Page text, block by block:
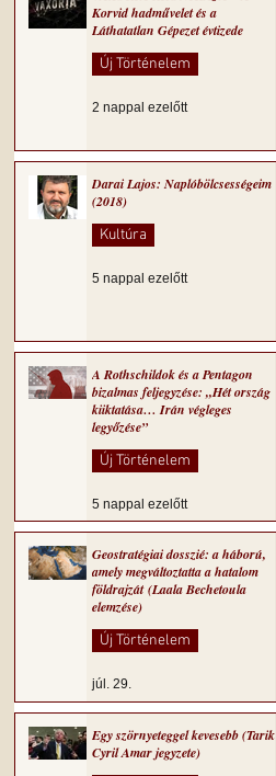
Korvid hadművelet és a
Láthatatlan Gépezet évtizede
Új Történelem
2 nappal ezelőtt
Darai Lajos: Naplóbölcsességeim
(2018)
Kultúra
5 nappal ezelőtt
A Rothschildok és a Pentagon
bizalmas feljegyzése: „Hét ország
kiiktatása… Irán végleges
legyőzése”
Új Történelem
5 nappal ezelőtt
Geostratégiai dosszié: a háború,
amely megváltoztatta a hatalom
földrajzát (Laala Bechetoula
elemzése)
Új Történelem
júl. 29.
Egy szörnyeteggel kevesebb (Tarik
Cyril Amar jegyzete)